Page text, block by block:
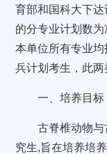
育部和国科大下
的分专业计划数为
本单位所有专业
兵计划考生，此两
一、培养目标
古脊椎动物
究生,旨在培养培